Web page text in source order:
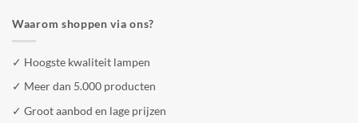
Waarom shoppen via ons?
✓ Hoogste kwaliteit lampen
✓ Meer dan 5.000 producten
✓ Groot aanbod en lage prijzen